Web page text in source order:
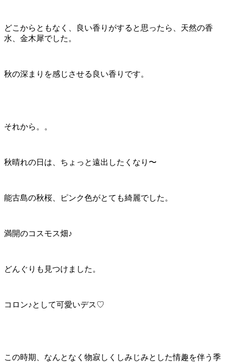
どこからともなく、良い香りがすると思ったら、天然の香
水、金木犀でした。
秋の深まりを感じさせる良い香りです。
それから。。
秋晴れの日は、ちょっと遠出したくなり〜
能古島の秋桜、ピンク色がとても綺麗でした。
満開のコスモス畑♪
どんぐりも見つけました。
コロン♪として可愛いデス♡
この時期、なんとなく物寂しくしみじみとした情趣を伴う季